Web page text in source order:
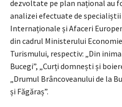
dezvoltate pe plan național au
analizei efectuate de
Internaționale și Afaceri
din cadrul Ministerului
Turismului, respectiv: „Din
Bucegi”, „Curți domnești și
„Drumul Brâncoveanului de la
și Făgăraș”.